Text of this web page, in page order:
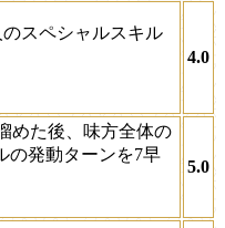
スペシャルスキル
4.0
めた後、味方全体の
の発動ターンを7早
5.0